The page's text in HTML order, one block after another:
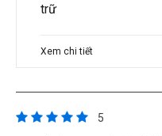
trữ
Xem chi tiết
5